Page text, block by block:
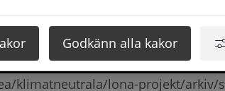
Godkänn alla kakor